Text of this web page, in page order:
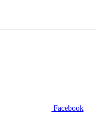
Facebook